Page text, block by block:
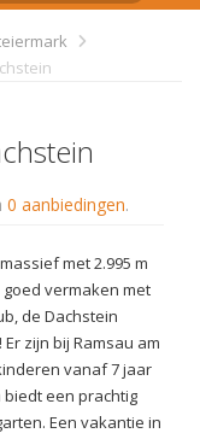
0 aanbiedingen.
met 2.995 m
vermaken met
de Dachstein
zijn bij Ramsau am
vanaf 7 jaar
biedt een prachtig
Een vakantie in